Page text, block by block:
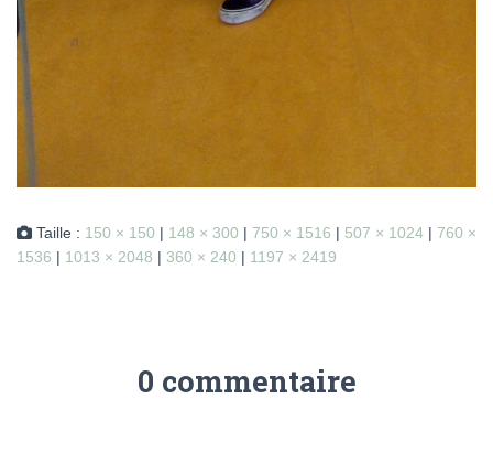
Taille : 150 × 150 | 148 × 300 | 750 × 1516 | 507 × 1024 | 760 ×
1536 | 1013 × 2048 | 360 × 240 | 1197 × 2419
0 commentaire